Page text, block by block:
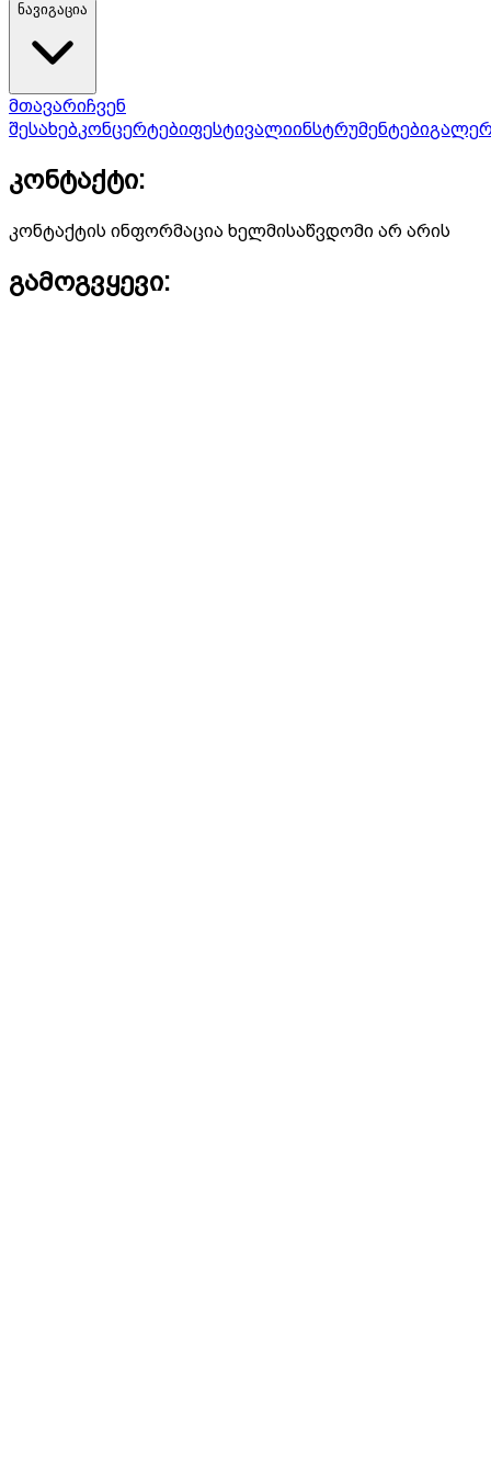
ნავიგაცია
მთავარიჩვენ
შესახებკონცერტებიფესტივალიინსტრუმენტები
კონტაქტი:
კონტაქტის ინფორმაცია ხელმისაწვდომი არ არის
გამოგვყევი: